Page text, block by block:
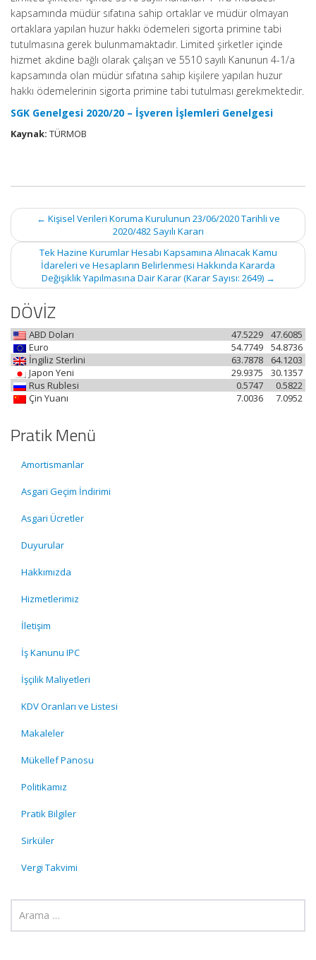
kapsamında müdür sıfatına sahip ortaklar ve müdür olmayan
ortaklara yapılan huzur hakkı ödemeleri sigorta primine tabi
tutulmasına gerek bulunmamaktadır. Limited şirketler içinde
hizmet akdine bağlı olarak çalışan ve 5510 sayılı Kanunun 4-1/a
kapsamında olan müdür sıfatına sahip kişilere yapılan huzur
hakkı ödemelerinin sigorta primine tabi tutulması gerekmektedir.
SGK Genelgesi 2020/20 – İşveren İşlemleri Genelgesi
Kaynak: TÜRMOB
Post
navigation
← Kişisel Verileri Koruma Kurulunun 23/06/2020 Tarihli ve
2020/482 Sayılı Kararı
Tek Hazine Kurumlar Hesabı Kapsamına Alınacak Kamu
İdareleri ve Hesapların Belirlenmesi Hakkında Kararda
Değişiklik Yapılmasına Dair Karar (Karar Sayısı: 2649) →
DÖVİZ
ABD Doları 47.6085
47.5229
Euro
54.8736
54.7749
İngiliz Sterlini
64.1203
63.7878
Japon Yeni
30.1357
29.9375
Rus Rublesi
0.5822
0.5747
Çin Yuanı
7.0952
7.0036
Pratik Menü
Amortismanlar
Asgari Geçim İndirimi
Asgari Ücretler
Duyurular
Hakkımızda
Hizmetlerimiz
İletişim
İş Kanunu IPC
İşçilik Maliyetleri
KDV Oranları ve Listesi
Makaleler
Mükellef Panosu
Politikamız
Pratik Bilgiler
Sirküler
Vergi Takvimi